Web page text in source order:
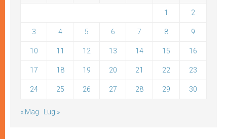
1 2
3 4 5 6 7 8 9
10 11 12 13 14 15 16
17 18 19 20 21 22 23
24 25 26 27 28 29 30
« Mag Lug »